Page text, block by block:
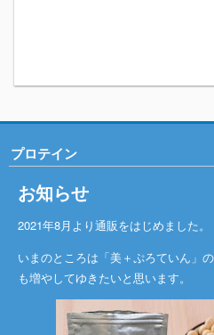
プロテイン
お知らせ
2021年8月より通販をはじめました。
いまのところは「美＋ぷろていん」
も増やしてゆきたいと思います。